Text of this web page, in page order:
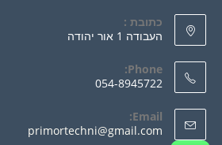
כתובת :
העבודה 1 אור יהודה
Phone:
054-8945722
Email:
primortechni@gmail.com